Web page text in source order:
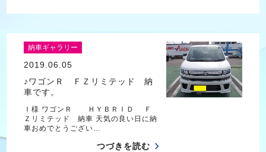
納車ギャラリー
2019.06.05
♪ワゴンＲ ＦＺリミテッド 納
車です。
Ｉ様 ワゴンＲ ＨＹＢＲＩＤ Ｆ
Ｚリミテッド 納車 天気の良い日に納
車おめでとうござい…
つづきを読む